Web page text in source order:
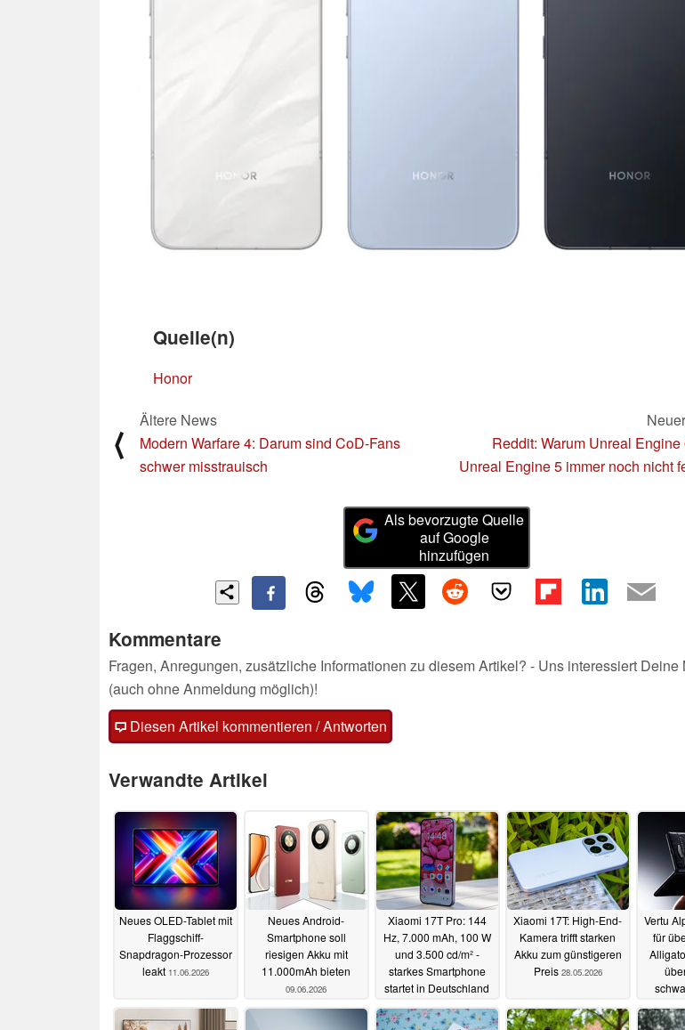
Quelle(n)
Honor
⟨
Ältere News
Modern Warfare 4: Darum sind CoD-Fans
schwer misstrauisch
Reddit: Warum Unreal Engine
Unreal Engine 5 immer noch nicht
Als bevorzugte Quelle
auf Google
hinzufügen
Kommentare
Fragen, Anregungen, zusätzliche Informationen zu diesem Artikel? - Uns interessiert Deine
(auch ohne Anmeldung möglich)!
Diesen Artikel kommentieren / Antworten
Verwandte Artikel
Neues OLED-Tablet mit
Flaggschiff-
Snapdragon-Prozessor
leakt 11.06.2026
Neues Android-
Smartphone soll
riesigen Akku mit
11.000mAh bieten
09.06.2026
Xiaomi 17T Pro: 144
Hz, 7.000 mAh, 100 W
und 3.500 cd/m² -
starkes Smartphone
startet in Deutschland
28.05.2026
Xiaomi 17T: High-End-
Kamera trifft starken
Akku zum günstigeren
Preis 28.05.2026
Vertu
für